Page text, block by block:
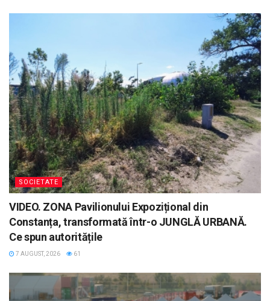
SOCIETATE
VIDEO. ZONA Pavilionului Expozițional din
Constanța, transformată într-o JUNGLĂ URBANĂ.
Ce spun autoritățile
7 AUGUST, 2026 61